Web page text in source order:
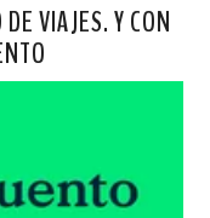
VIAJES. Y CON